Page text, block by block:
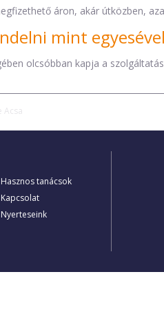
áron, akár útközben,
mint
olcsóbban kapja a
Acsa
Hasznos tanácsok
Kapcsolat
Nyerteseink